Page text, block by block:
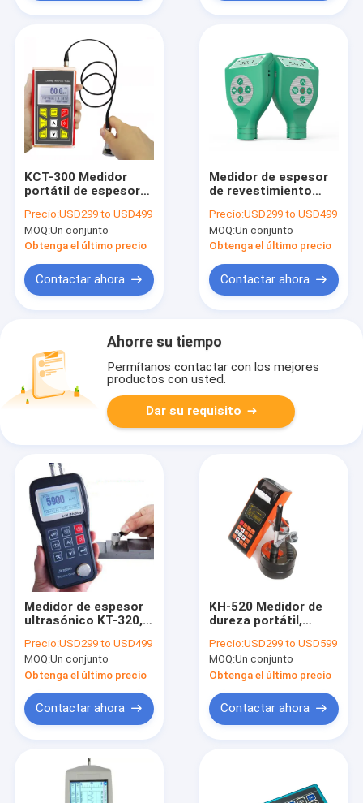
KCT-300 Medidor
portátil de espesor
medidor de espesor
de revestimiento
galvanizado,
de revestimiento de
alta precisión
Precio:USD299 to USD499
MOQ:Un conjunto
Obtenga el último precio
Contactar ahora
Medidor de espesor
de revestimiento
espesor de
revestimiento,
Medidor de espesor
pintura Fácil de
transportar KCT-200
Precio:USD299 to USD499
MOQ:Un conjunto
Obtenga el último precio
Contactar ahora
Ahorre su tiempo
Permítanos contactar con los mejores
productos con usted.
Dar su requisito
Medidor de espesor
ultrasónico KT-320,
ultrasónico con
puerto RS232 y
software
Precio:USD299 to USD499
MOQ:Un conjunto
Obtenga el último precio
Contactar ahora
KH-520 Medidor de
dureza portátil,
portátil para acero,
Prueba de dureza
portátil de acero
Precio:USD299 to USD599
MOQ:Un conjunto
Obtenga el último precio
Contactar ahora